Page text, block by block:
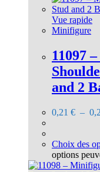
Vue rapide
Minifigure
11097
and 2
0,21 € –
Choix des
options